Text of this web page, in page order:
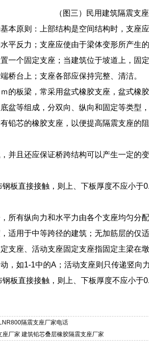
（图三）民用建筑隔震支座
本原则：上部结构是空间结构时，支座
平反力；支座应使由于梁体变形所产生
一个固定支座；当建筑位于坡道上，固
桥台上；支座各部应保持完整、清洁。
的板梁，常采用盆式橡胶支座，盆式橡
盆等组成，分双向、纵向和固定等类型
铅芯的橡胶支座，以便提高隔震支座的
并且还应保证桥跨结构可以产生一定的
板直接接触，则上、下板厚度不应小
所有纵向力和水平力由各个支座均匀分
适用于中等跨径的建筑；无加筋层的仅
支座、活动支座固定支座指固定主梁在
，如1-1中的A；活动支座则只传递竖向
板直接接触，则上、下板厚度不应小
隔震支座厂家电话
厂家 建筑铅芯叠层橡胶隔震支座厂家